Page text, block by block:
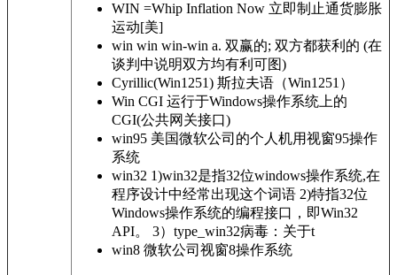
WIN =Whip Inflation Now 立即制止通货膨胀
运动[美]
win win win-win a. 双赢的; 双方都获利的 (在
谈判中说明双方均有利可图)
Cyrillic(Win1251) 斯拉夫语（Win1251）
Win CGI 运行于Windows操作系统上的
CGI(公共网关接口)
win95 美国微软公司的个人机用视窗95操作
系统
win32 1)win32是指32位windows操作系统,在
程序设计中经常出现这个词语 2)特指32位
Windows操作系统的编程接口，即Win32
API。 3）type_win32病毒：关于t
win8 微软公司视窗8操作系统